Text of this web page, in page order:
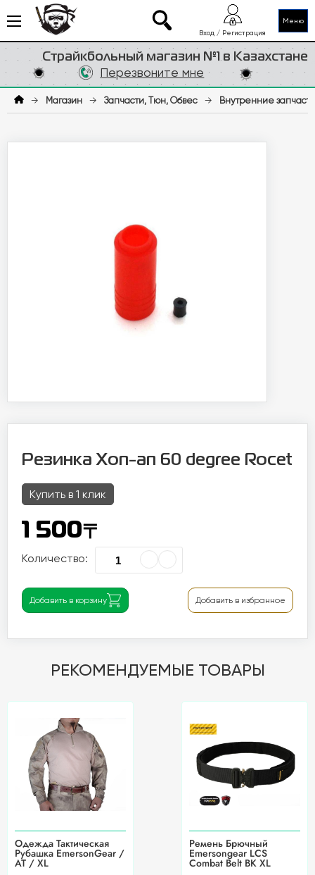
Меню
Страйкбольный магазин №1 в Казахстане
Вход / Регистрация
Перезвоните мне
→ Магазин → Запчасти, Тюн, Обвес → Внутренние запчасти
Резинка Хоп-ап 60 degree Rocet
Купить в 1 клик
1 500〒
Количество:
Добавить в корзину Добавить в избранное
РЕКОМЕНДУЕМЫЕ ТОВАРЫ
Одежда Тактическая
Рубашка EmersonGear /
AT / XL
Ремень Брючный
Emersongear LCS
Combat Belt BK XL